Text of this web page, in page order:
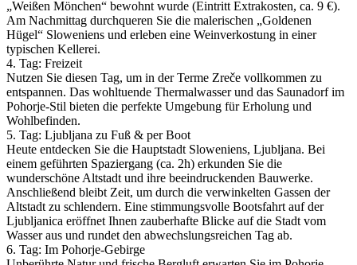
„Weißen Mönchen“ bewohnt wurde (Eintritt Extrakosten, ca. 9 €).
Am Nachmittag durchqueren Sie die malerischen „Goldenen
Hügel“ Sloweniens und erleben eine Weinverkostung in einer
typischen Kellerei.
4. Tag: Freizeit
Nutzen Sie diesen Tag, um in der Terme Zreče vollkommen zu
entspannen. Das wohltuende Thermalwasser und das Saunadorf im
Pohorje-Stil bieten die perfekte Umgebung für Erholung und
Wohlbefinden.
5. Tag: Ljubljana zu Fuß & per Boot
Heute entdecken Sie die Hauptstadt Sloweniens, Ljubljana. Bei
einem geführten Spaziergang (ca. 2h) erkunden Sie die
wunderschöne Altstadt und ihre beeindruckenden Bauwerke.
Anschließend bleibt Zeit, um durch die verwinkelten Gassen der
Altstadt zu schlendern. Eine stimmungsvolle Bootsfahrt auf der
Ljubljanica eröffnet Ihnen zauberhafte Blicke auf die Stadt vom
Wasser aus und rundet den abwechslungsreichen Tag ab.
6. Tag: Im Pohorje-Gebirge